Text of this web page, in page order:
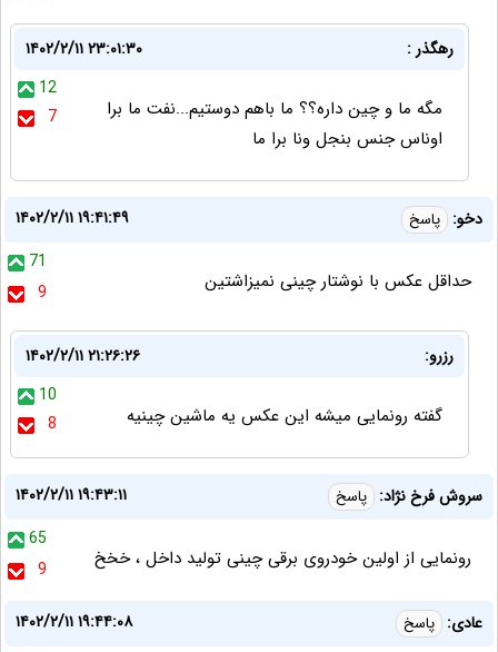
رهگذر :
۱۴۰۲/۲/۱۱ ۲۳:۰۱:۳۰
12
7
مگه ما و چین داره؟؟ ما باهم دوستیم...نفت ما برا
اوناس جنس بنجل ونا برا ما
دخو: پاسخ
۱۴۰۲/۲/۱۱ ۱۹:۴۱:۴۹
71
9
حداقل عکس با نوشتار چینی نمیزاشتین
رزرو:
۱۴۰۲/۲/۱۱ ۲۱:۲۶:۲۶
10
8
گفته رونمایی میشه این عکس یه ماشین چینیه
سروش فرخ نژاد: پاسخ
۱۴۰۲/۲/۱۱ ۱۹:۴۳:۱۱
65
9
رونمایی از اولین خودروی برقی چینی تولید داخل ، خخخ
عادی: پاسخ
۱۴۰۲/۲/۱۱ ۱۹:۴۴:۰۸